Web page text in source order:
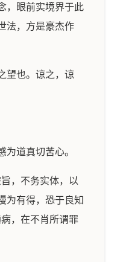
，眼前实境界于此
法，方是豪杰作
望也。谅之，谅
为道真切苦心。
，不务实体，以
为有得，恐于良知
，在不肖所谓罪